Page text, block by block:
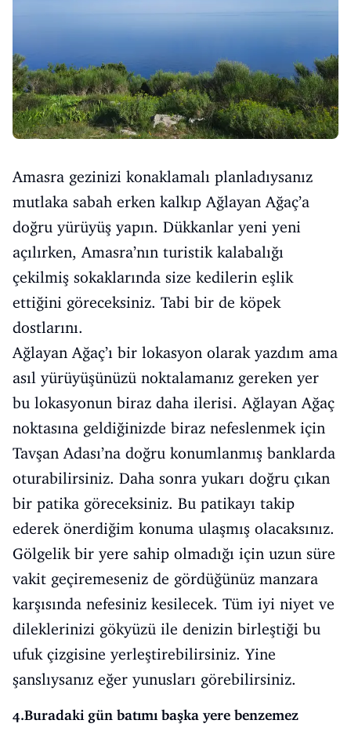
Amasra gezinizi konaklamalı planladıysanız
mutlaka sabah erken kalkıp Ağlayan Ağaç’a
doğru yürüyüş yapın. Dükkanlar yeni yeni
açılırken, Amasra’nın turistik kalabalığı
çekilmiş sokaklarında size kedilerin eşlik
ettiğini göreceksiniz. Tabi bir de köpek
dostlarını.
Ağlayan Ağaç’ı bir lokasyon olarak yazdım ama
asıl yürüyüşünüzü noktalamanız gereken yer
bu lokasyonun biraz daha ilerisi. Ağlayan Ağaç
noktasına geldiğinizde biraz nefeslenmek için
Tavşan Adası’na doğru konumlanmış banklarda
oturabilirsiniz. Daha sonra yukarı doğru çıkan
bir patika göreceksiniz. Bu patikayı takip
ederek önerdiğim konuma ulaşmış olacaksınız.
Gölgelik bir yere sahip olmadığı için uzun süre
vakit geçiremeseniz de gördüğünüz manzara
karşısında nefesiniz kesilecek. Tüm iyi niyet ve
dileklerinizi gökyüzü ile denizin birleştiği bu
ufuk çizgisine yerleştirebilirsiniz. Yine
şanslıysanız eğer yunusları görebilirsiniz.
4.Buradaki gün batımı başka yere benzemez